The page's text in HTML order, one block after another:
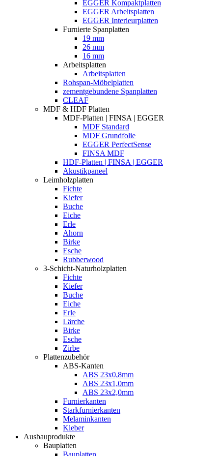
EGGER Kompaktplatten
EGGER Arbeitsplatten
EGGER Interieurplatten
Furnierte Spanplatten
19 mm
26 mm
16 mm
Arbeitsplatten
Arbeitsplatten
Rohspan-Möbelplatten
zementgebundene Spanplatten
CLEAF
MDF & HDF Platten
MDF-Platten | FINSA | EGGER
MDF Standard
MDF Grundfolie
EGGER PerfectSense
FINSA MDF
HDF-Platten | FINSA | EGGER
Akustikpaneel
Leimholzplatten
Fichte
Kiefer
Buche
Eiche
Erle
Ahorn
Birke
Esche
Rubberwood
3-Schicht-Naturholzplatten
Fichte
Kiefer
Buche
Eiche
Erle
Lärche
Birke
Esche
Zirbe
Plattenzubehör
ABS-Kanten
ABS 23x0,8mm
ABS 23x1,0mm
ABS 23x2,0mm
Furnierkanten
Starkfurnierkanten
Melaminkanten
Kleber
Ausbauprodukte
Bauplatten
Bauplatten